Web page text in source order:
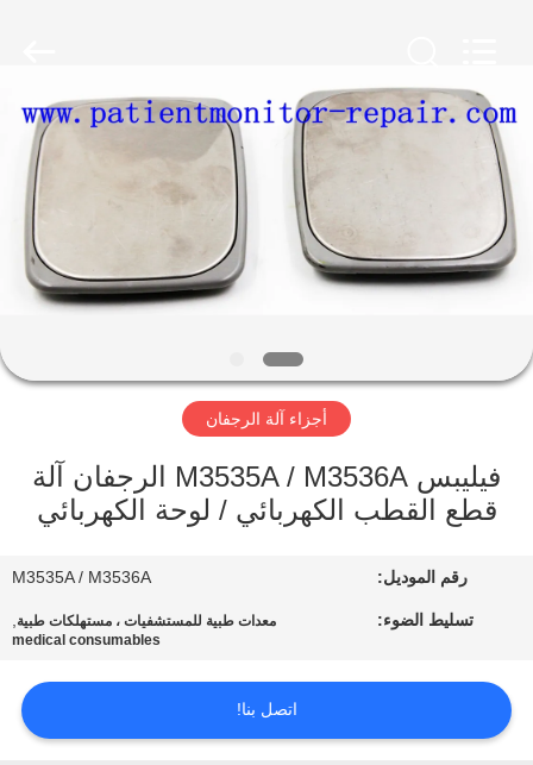
المنزل
المنتجات
فيديوهات
حولنا
في
المصنع
مراقبة
الجودة
اتصل
بنا
Reserved.
أجزاء آلة الرجفان
فيليبس M3535A / M3536A الرجفان آلة
قطع القطب الكهربائي / لوحة الكهربائي
رقم الموديل: M3535A / M3536A
تسليط الضوء: معدات طبية للمستشفيات ، مستهلكات طبية,
medical consumables
اتصل بنا!